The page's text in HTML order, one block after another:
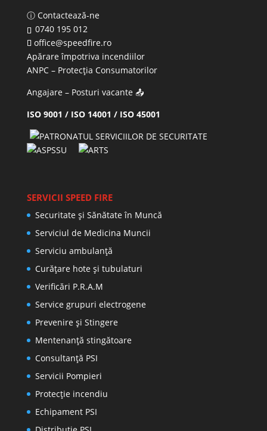
ⓘ Contactează-ne
0740 195 012
office@speedfire.ro
Apărare împotriva incendiilor
ANPC– Protecția Consumatorilor
Angajare – Posturi vacante📤
ISO 9001 / ISO 14001 / ISO 45001
SERVICII SPEED FIRE
Securitate și Sănătate în Muncă
Serviciul de Medicina Muncii
Serviciu ambulanță
Curățare hote și tubulaturi
Verificări P.R.A.M
Service grupuri electrogene
Prevenire şi Stingere
Mentenanţă stingătoare
Consultanţă PSI
Servicii Pompieri
Protecţie incendiu
Echipament PSI